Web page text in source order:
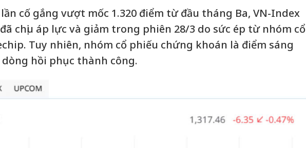
cố gắng vượt mốc 1.320 điểm từ đầu tháng Ba, VN-Index
chịu áp lực và giảm trong phiên 28/3 do sức ép từ nhóm cổ
Tuy nhiên, nhóm cổ phiếu chứng khoán là điểm sáng
hồi phục thành công.